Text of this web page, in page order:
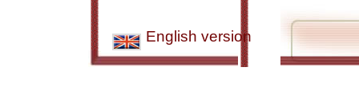
English version